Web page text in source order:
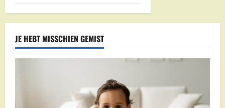
JE HEBT MISSCHIEN GEMIST